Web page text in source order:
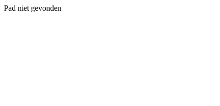
Pad niet gevonden